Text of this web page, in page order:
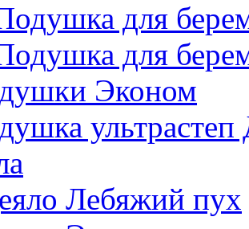
для
для
Эконом
ультрастеп
Лебяжий пух